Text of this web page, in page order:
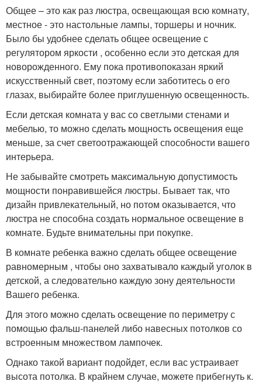
Общее – это как раз люстра, освещающая всю комнату,
местное - это настольные лампы, торшеры и ночник.
Было бы удобнее сделать общее освещение с
регулятором яркости , особенно если это детская для
новорожденного. Ему пока противопоказан яркий
искусственный свет, поэтому если заботитесь о его
глазах, выбирайте более приглушенную освещенность.
Если детская комната у вас со светлыми стенами и
мебелью, то можно сделать мощность освещения еще
меньше, за счет светоотражающей способности вашего
интерьера.
Не забывайте смотреть максимальную допустимость
мощности понравившейся люстры. Бывает так, что
дизайн привлекательный, но потом оказывается, что
люстра не способна создать нормальное освещение в
комнате. Будьте внимательны при покупке.
В комнате ребенка важно сделать общее освещение
равномерным , чтобы оно захватывало каждый уголок в
детской, а следовательно каждую зону деятельности
Вашего ребенка.
Для этого можно сделать освещение по периметру с
помощью фальш-панелей либо навесных потолков со
встроенным множеством лампочек.
Однако такой вариант подойдет, если вас устраивает
высота потолка. В крайнем случае, можете прибегнуть к.